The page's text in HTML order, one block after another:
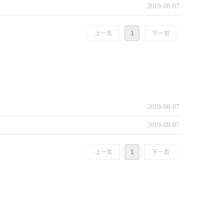
2019-08-07
上一页 1 下一页
2019-08-07
2019-08-07
上一页 1 下一页